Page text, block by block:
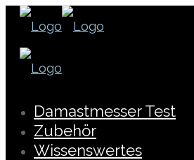
Damastmesser Test
Zubehör
Wissenswertes